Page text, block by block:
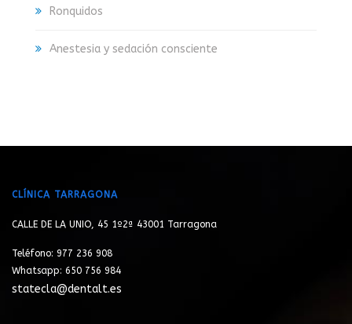
Ronquidos
Anestesia y sedación consciente
CLÍNICA TARRAGONA
CALLE DE LA UNIO, 45 1º2ª 43001 Tarragona
Teléfono: 977 236 908
Whatsapp: 650 756 984
statecla@dentalt.es